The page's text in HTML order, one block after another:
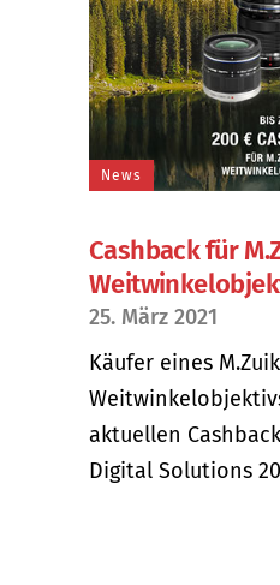
News
Cashback für
25. März 2021
Käufer eines
aktuellen
Digital Solutions